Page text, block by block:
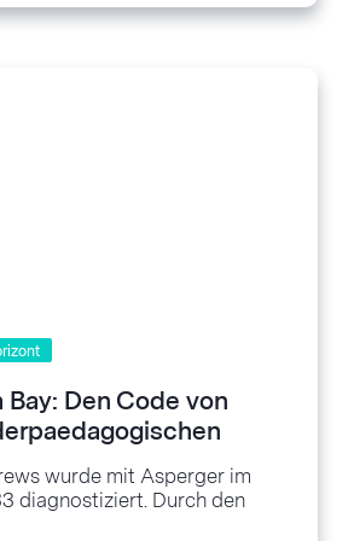
Bay: Den Code von
wurde mit Asperger im
diagnostiziert. Durch den